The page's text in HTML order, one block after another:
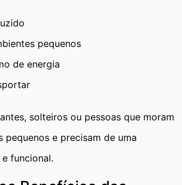
pequenos
de energia
solteiros ou pessoas que moram
pequenos e precisam de uma
funcional.